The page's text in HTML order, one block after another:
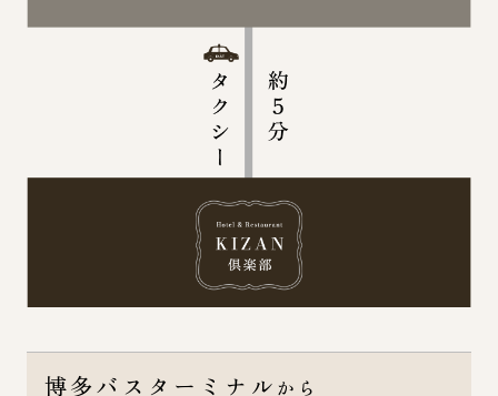
博多バスターミナル から